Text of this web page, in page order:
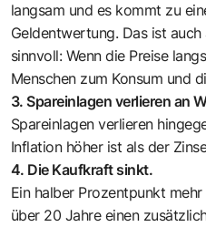
langsam und es kommt zu
Geldentwertung. Das ist
sinnvoll: Wenn die Preise
Menschen zum Konsum und
3. Spareinlagen verlieren an
Spareinlagen verlieren
Inflation höher ist als der
4. Die Kaufkraft sinkt.
Ein halber Prozentpunkt
über 20 Jahre einen